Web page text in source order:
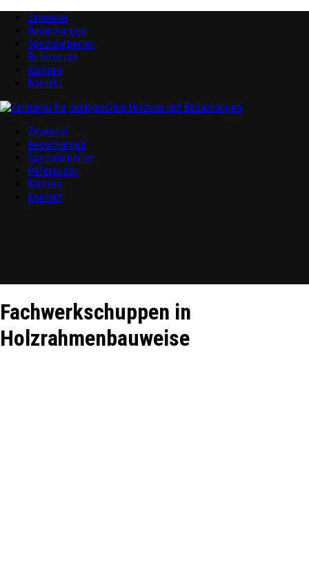
Zimmerei
Bedachungen
Spezialarbeiten
Referenzen
Karriere
Kontakt
Zimmerei
Bedachungen
Spezialarbeiten
Referenzen
Karriere
Kontakt
Fachwerkschuppen in
Holzrahmenbauweise